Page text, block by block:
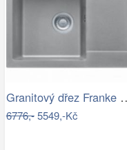
Granitový
6776,-5549,-Kč